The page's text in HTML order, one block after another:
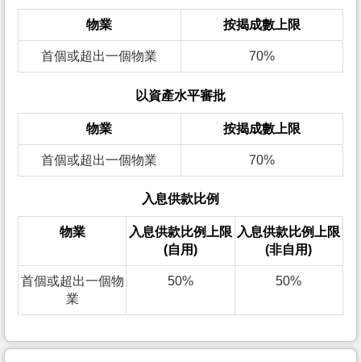
物業 按揭成數上限
首個或超出一個物業 70%
以資產水平審批
物業 按揭成數上限
首個或超出一個物業 70%
入息供款比例
物業
入息供款比例上限
(自用)
入息供款比例上限
(非自用)
首個或超出一個物
業
50% 50%